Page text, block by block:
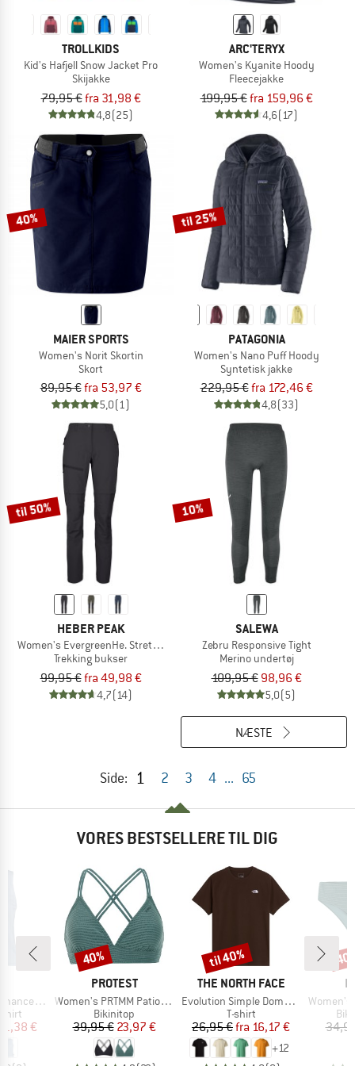
TROLLKIDS
Kid's Hafjell Snow Jacket Pro
Skijakke
79,95 €fra 31,98 €
4,8(25)
ARC'TERYX
Women's Kyanite Hoody
Fleecejakke
199,95 €fra 159,96 €
4,6(17)
40%
MAIER SPORTS
Women's Norit Skortin
Skort
89,95 €fra 53,97 €
5,0(1)
til 25%
PATAGONIA
Women's Nano Puff Hoody
Syntetisk jakke
229,95 €fra 172,46 €
4,8(33)
til 50%
HEBER PEAK
Women's EvergreenHe. Stretch Pants II
Trekking bukser
99,95 €fra 49,98 €
4,7(14)
10%
SALEWA
Zebru Responsive Tight
Merino undertøj
109,95 € 98,96 €
5,0(5)
Side: 1 2 3 4 ... 65
NÆSTE
VORES BESTSELLERE TIL DIG
Tank
pris
€
MÆRKE
PROTEST
Artikel
Women's PRTMM Patio Triangle
Produktgruppe
Bikinitop
Pris
39,95 €Nedsat pris
23,97 €
Rabat
40%
MÆRKE
THE NORTH FACE
Artikel
Evolution Simple Dome Short Sleeve
Produktgruppe
T-shirt
Pris
26,95 € Nedsat pris
fra 16,17 €
+12
Rabat
til 40%
Artikel
Women's